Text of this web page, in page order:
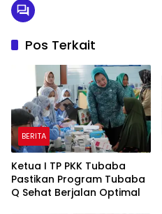
Pos Terkait
BERITA
Ketua I TP PKK Tubaba
Pastikan Program Tubaba
Q Sehat Berjalan Optimal